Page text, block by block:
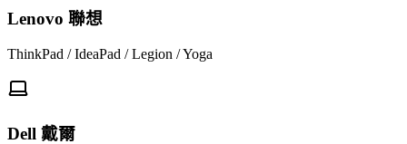
Lenovo 聯想
ThinkPad / IdeaPad / Legion / Yoga
Dell 戴爾